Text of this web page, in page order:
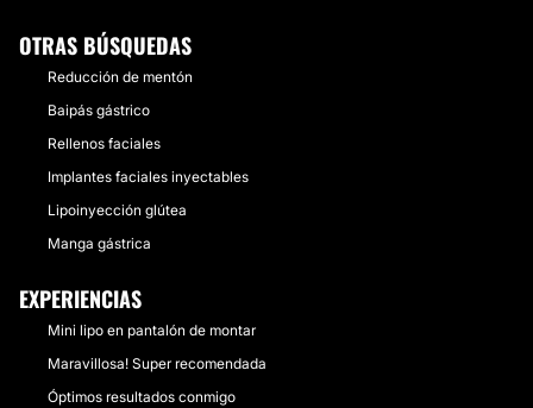
OTRAS BÚSQUEDAS
Reducción de mentón
Baipás gástrico
Rellenos faciales
Implantes faciales inyectables
Lipoinyección glútea
Manga gástrica
EXPERIENCIAS
Mini lipo en pantalón de montar
Maravillosa! Super recomendada
Óptimos resultados conmigo